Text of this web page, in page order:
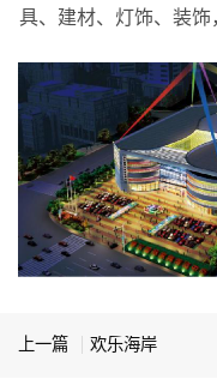
具、建材、灯饰、装
上一篇 欢乐海岸